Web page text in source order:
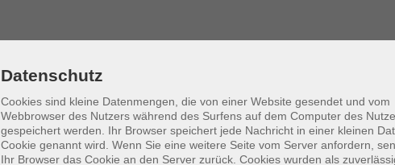
Datenschutz
Cookies sind kleine Datenmengen, die von einer Website gesendet und vom
Webbrowser des Nutzers während des Surfens auf dem Computer des
gespeichert werden. Ihr Browser speichert jede Nachricht in einer kleinen
Cookie genannt wird. Wenn Sie eine weitere Seite vom Server anfordern,
Ihr Browser das Cookie an den Server zurück. Cookies wurden als